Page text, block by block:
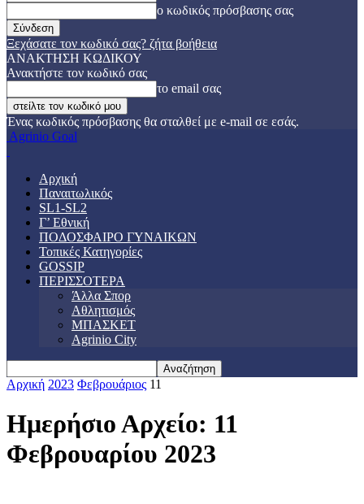
ο κωδικός πρόσβασης σας
Ξεχάσατε τον κωδικό σας? ζήτα βοήθεια
ΑΝΑΚΤΗΣΗ ΚΩΔΙΚΟΥ
Ανακτήστε τον κωδικό σας
το email σας
Ένας κωδικός πρόσβασης θα σταλθεί με e-mail σε εσάς.
Agrinio Goal
Αρχική
Παναιτωλικός
SL1-SL2
Γ’ Εθνική
ΠΟΔΟΣΦΑΙΡΟ ΓΥΝΑΙΚΩΝ
Τοπικές Κατηγορίες
GOSSIP
ΠΕΡΙΣΣΟΤΕΡΑ
Άλλα Σπορ
Αθλητισμός
ΜΠΑΣΚΕΤ
Agrinio City
Αρχική 2023 Φεβρουάριος 11
Ημερήσιο Αρχείο: 11
Φεβρουαρίου 2023